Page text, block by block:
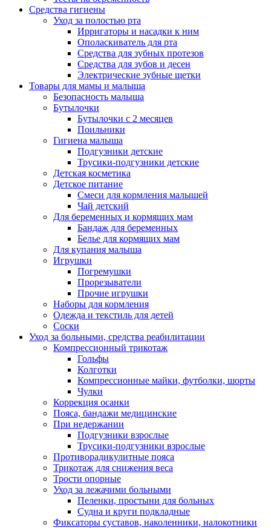
Средства гигиены
Уход за полостью рта
Ирригаторы и насадки к ним
Ополаскиватель для рта
Средства для зубных протезов
Средства для зубов и десен
Электрические зубные щетки
Товары для мамы и малыша
Безопасность малыша
Бутылочки
Бутылочки с 2 месяцев
Поильники
Гигиена малыша
Подгузники детские
Трусики-подгузники детские
Детская косметика
Детское питание
Смеси для кормления малышей
Чай детский
Для беременных и кормящих мам
Бандаж для беременных
Белье для кормящих мам
Для купания малыша
Игрушки
Погремушки
Прорезыватели
Прочие игрушки
Наборы для кормления
Одежда и текстиль для детей
Соски
Уход за больными, средства реабилитации
Компрессионный трикотаж
Гольфы
Колготки
Компрессионные майки, футболки, шорты
Чулки
Коррекция осанки
Пояса, бандажи медицинские
При недержании
Подгузники взрослые
Трусики-подгузники взрослые
Противорадикулитные пояса
Трикотаж для снижения веса
Трости опорные
Уход за лежачими больными
Пеленки, простыни для больных
Судна и круги подкладные
Фиксаторы суставов, наколенники, налокотники